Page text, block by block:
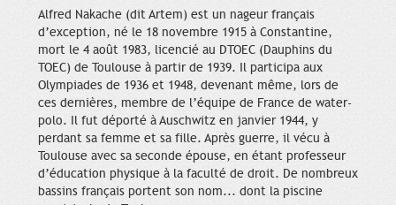
Alfred Nakache (dit Artem) est un nageur français
d’exception, né le 18 novembre 1915 à Constantine,
mort le 4 août 1983, licencié au DTOEC (Dauphins du
TOEC) de Toulouse à partir de 1939. Il participa aux
Olympiades de 1936 et 1948, devenant même, lors de
ces dernières, membre de l’équipe de France de water-
polo. Il fut déporté à Auschwitz en janvier 1944, y
perdant sa femme et sa fille. Après guerre, il vécu à
Toulouse avec sa seconde épouse, en étant professeur
d’éducation physique à la faculté de droit. De nombreux
bassins français portent son nom... dont la piscine